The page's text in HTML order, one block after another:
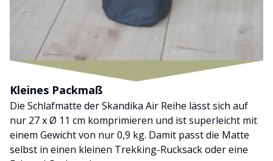
Kleines Packmaß
Die Schlafmatte der Skandika Air Reihe lässt sich auf
nur 27 x Ø 11 cm komprimieren und ist superleicht mit
einem Gewicht von nur 0,9 kg. Damit passt die Matte
selbst in einen kleinen Trekking-Rucksack oder eine